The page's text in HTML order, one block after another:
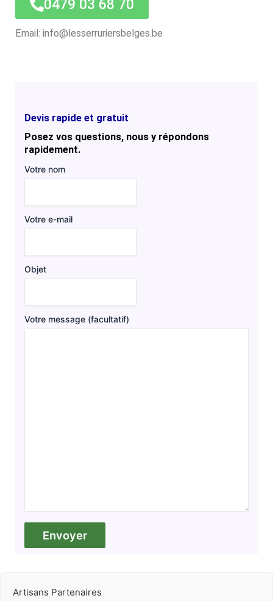
0479 03 68 70
Email: info@lesserruriersbelges.be
Devis rapide et gratuit
Posez vos questions, nous y répondons
rapidement.
Votre nom
Votre e-mail
Objet
Votre message (facultatif)
Artisans Partenaires